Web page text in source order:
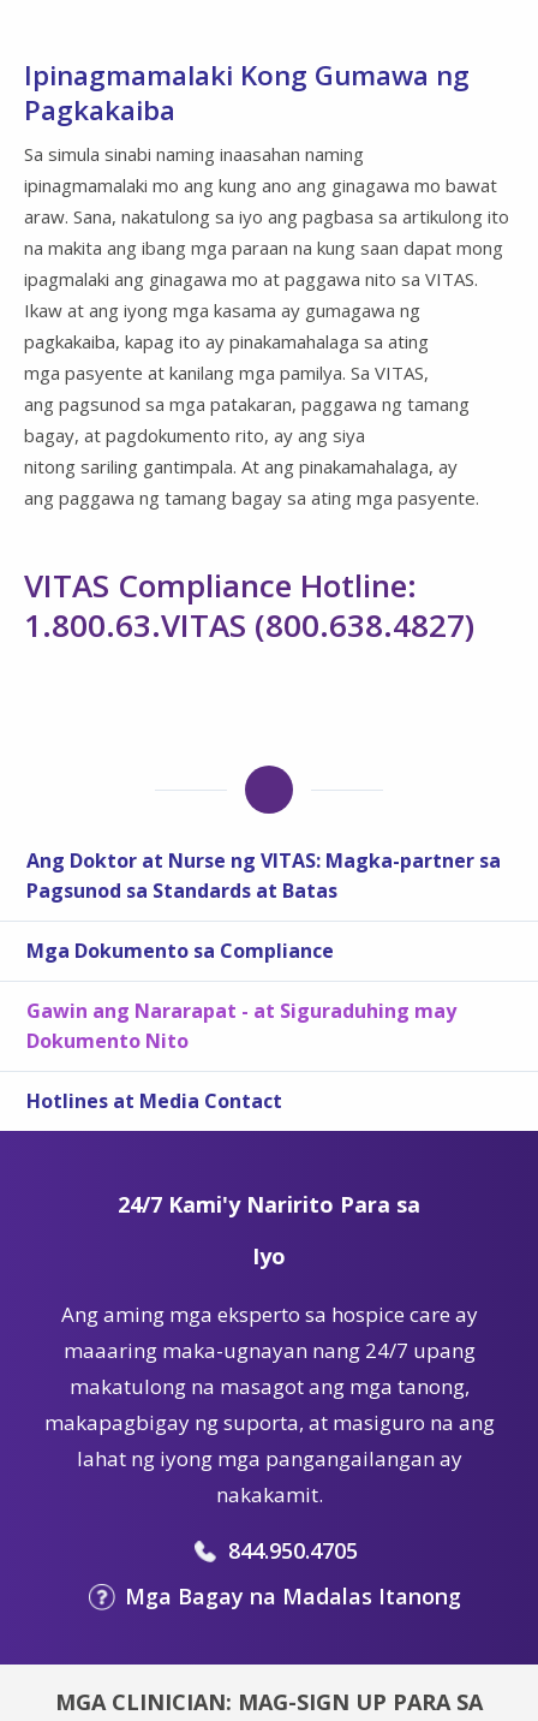
Ipinagmamalaki Kong Gumawa ng
Pagkakaiba
Sa simula sinabi naming inaasahan naming
ipinagmamalaki mo ang kung ano ang ginagawa mo bawat
araw. Sana, nakatulong sa iyo ang pagbasa sa artikulong ito
na makita ang ibang mga paraan na kung saan dapat mong
ipagmalaki ang ginagawa mo at paggawa nito sa VITAS.
Ikaw at ang iyong mga kasama ay gumagawa ng
pagkakaiba, kapag ito ay pinakamahalaga sa ating
mga pasyente at kanilang mga pamilya. Sa VITAS,
ang pagsunod sa mga patakaran, paggawa ng tamang
bagay, at pagdokumento rito, ay ang siya
nitong sariling gantimpala. At ang pinakamahalaga, ay
ang paggawa ng tamang bagay sa ating mga pasyente.
VITAS Compliance Hotline:
1.800.63.VITAS (800.638.4827)
Ang Doktor at Nurse ng VITAS: Magka-partner sa
Pagsunod sa Standards at Batas
Mga Dokumento sa Compliance
Gawin ang Nararapat - at Siguraduhing may
Dokumento Nito
Hotlines at Media Contact
24/7 Kami'y Naririto Para sa
Iyo
Ang aming mga eksperto sa hospice care ay
maaaring maka-ugnayan nang 24/7 upang
makatulong na masagot ang mga tanong,
makapagbigay ng suporta, at masiguro na ang
lahat ng iyong mga pangangailangan ay
nakakamit.
844.950.4705
Mga Bagay na Madalas Itanong
MGA CLINICIAN: MAG-SIGN UP PARA SA